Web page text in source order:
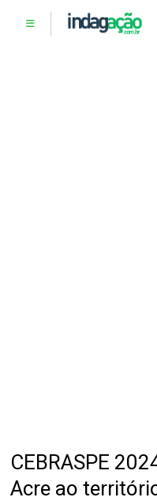
CEBRASPE
Acre ao